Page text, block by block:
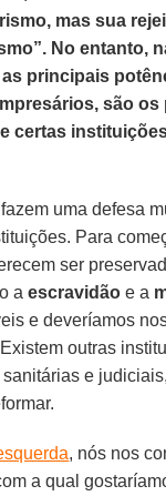
mas sua
No entanto,
principais
são os
certas
uma defesa
Para
ser
aescravidão e a
e deveríamos
outras
e
, nós nos
a qual